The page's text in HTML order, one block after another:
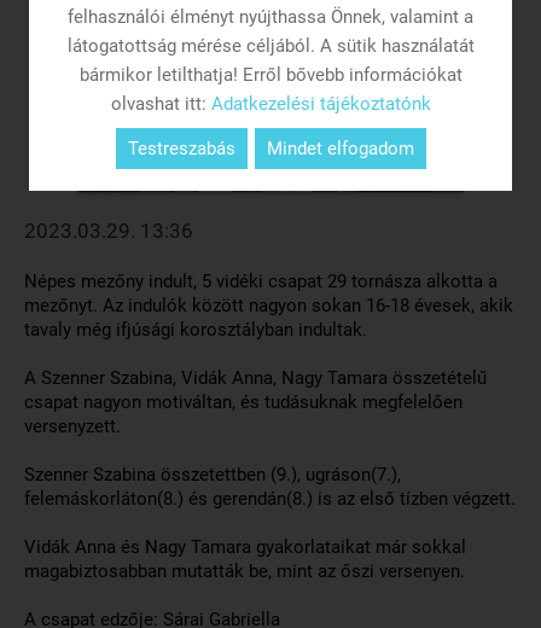
2023.03.29. 13:36
Népes mezőny indult, 5 vidéki csapat 29 tornásza alkotta a
mezőnyt. Az indulók között nagyon sokan 16-18 évesek, akik
tavaly még ifjúsági korosztályban indultak.
A Szenner Szabina, Vidák Anna, Nagy Tamara összetételű
csapat nagyon motiváltan, és tudásuknak megfelelően
versenyzett.
Szenner Szabina összetettben (9.), ugráson(7.),
felemáskorláton(8.) és gerendán(8.) is az első tízben végzett.
Vidák Anna és Nagy Tamara gyakorlataikat már sokkal
magabiztosabban mutatták be, mint az őszi versenyen.
A csapat edzője: Sárai Gabriella
Mindet elfogadom
Testreszabás
felhasználói élményt nyújthassa Önnek, valamint a
látogatottság mérése céljából. A sütik használatát
bármikor letilthatja! Erről bővebb információkat
olvashat itt: Adatkezelési tájékoztatónk